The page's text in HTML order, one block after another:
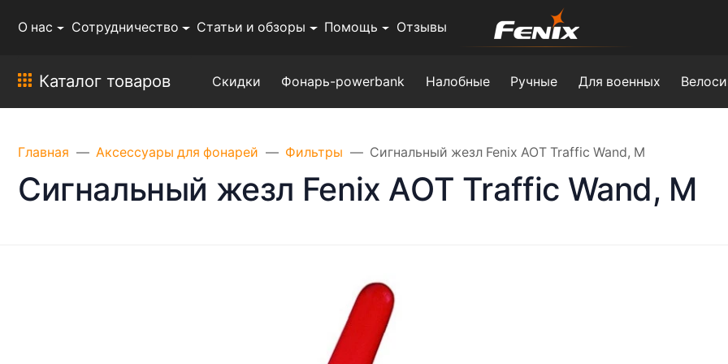
О нас Сотрудничество Статьи и обзоры Помощь Отзывы
Каталог товаров Скидки Фонарь-powerbank Налобные Ручные Для военных
Главная Аксессуары для фонарей Фильтры Сигнальный жезл Fenix AOT Traffic Wand, M
Сигнальный жезл Fenix AOT Traffic Wand, M